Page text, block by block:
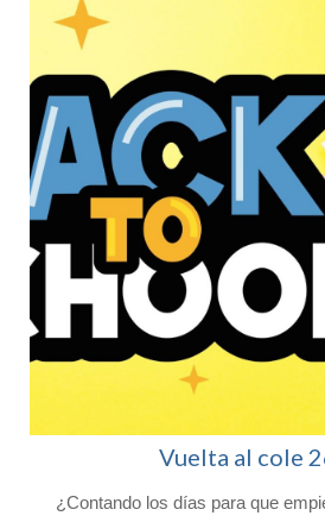
Vuelta al cole
¿Contando los días para que